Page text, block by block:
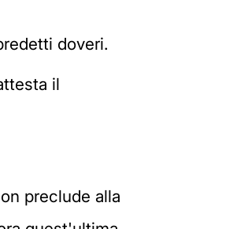
doveri.
il
preclude alla